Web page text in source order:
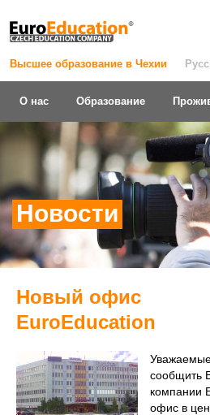
Высшее образование в Чехии
О нас Образование
Новости
Новый офис
EuroEducation
сообщить
компании
офис в